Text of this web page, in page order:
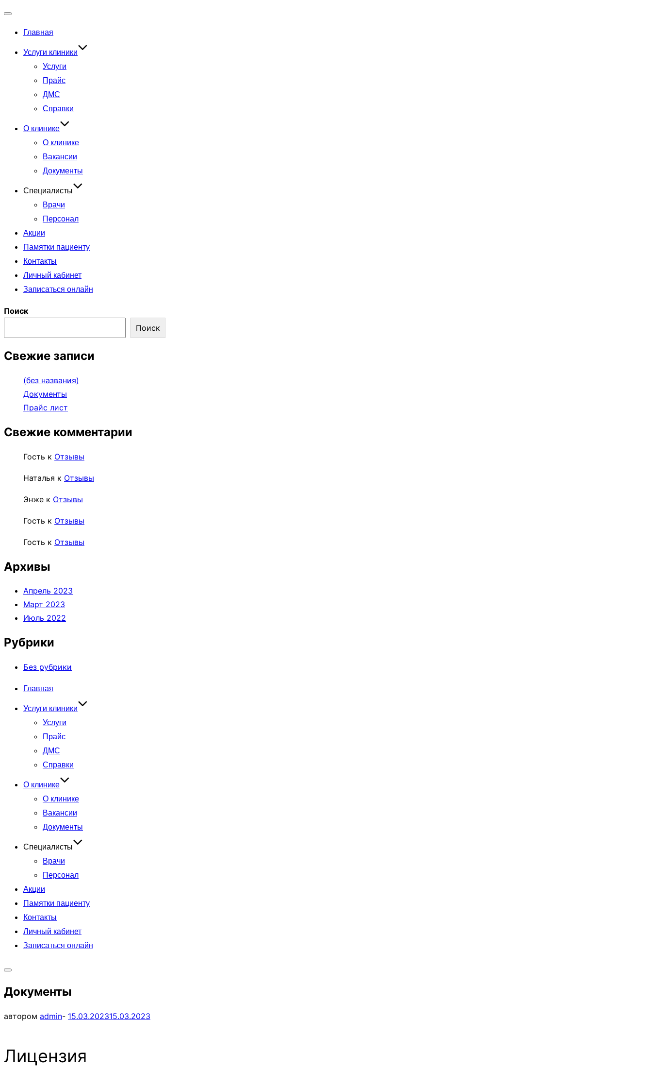
навигацию
Главная
Услуги клиники
Услуги
Прайс
ДМС
Справки
О клинике
О клинике
Вакансии
Документы
Специалисты
Врачи
Персонал
Акции
Памятки пациенту
Контакты
Личный кабинет
Записаться онлайн
Поиск
Поиск
Свежие записи
(без названия)
Документы
Прайс лист
Свежие комментарии
Гость к Отзывы
Наталья к Отзывы
Энже к Отзывы
Гость к Отзывы
Гость к Отзывы
Архивы
Апрель 2023
Март 2023
Июль 2022
Рубрики
Без рубрики
Перейти
содержимому
Главная
Услуги клиники
Услуги
Прайс
ДМС
Справки
О клинике
О клинике
Вакансии
Документы
Специалисты
Врачи
Персонал
Акции
Памятки пациенту
Контакты
Личный кабинет
Записаться онлайн
боковую
и
Документы
автором admin- Опубликовано
15.03.202315.03.2023
Лицензия